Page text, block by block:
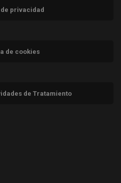
privacidad
de cookies
de Tratamiento